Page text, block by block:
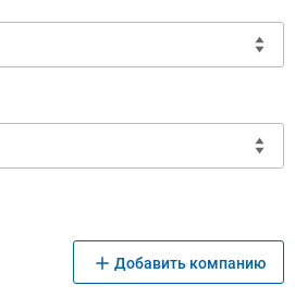
Добавить компанию